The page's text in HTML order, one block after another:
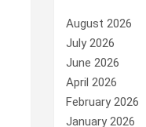
August 2026
July 2026
June 2026
April 2026
February 2026
January 2026